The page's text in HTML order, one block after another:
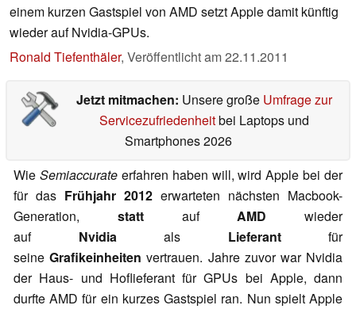
einem kurzen Gastspiel von AMD setzt Apple damit künftig
wieder auf Nvidia-GPUs.
Ronald Tiefenthäler, Veröffentlicht am22.11.2011
Jetzt mitmachen: Unsere große Umfrage zur
Servicezufriedenheitbei Laptops und
Smartphones 2026
Wie Semiaccurateerfahren haben will, wird Apple bei der
für das Frühjahr 2012 erwarteten nächsten Macbook-
Generation, stattaufAMD wieder
auf Nvidiaals Lieferantfür
seineGrafikeinheiten vertrauen. Jahre zuvor war Nvidia
der Haus- und Hoflieferant für GPUs bei Apple, dann
durfte AMD für ein kurzes Gastspiel ran. Nun spielt Apple